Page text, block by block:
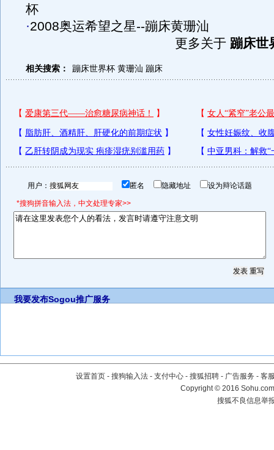
杯
·2008奥运希望之星--蹦床黄珊汕
更多关于 蹦床世
相关搜索： 蹦床世界杯 黄珊汕 蹦床
用户： 匿名 隐藏地址 设为辩论话题
*搜狗拼音输入法，中文处理专家>>
我要发布Sogou推广服务
设置首页 - 搜狗输入法 - 支付中心 - 搜狐招聘 - 广告服务 - 客
Copyright©2016
搜狐不良信息举